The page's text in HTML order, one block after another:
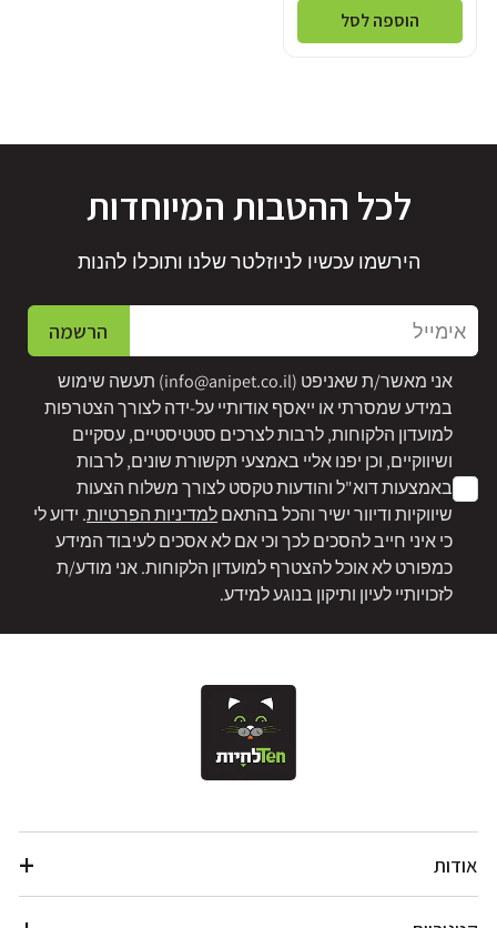
הוספה לסל
לכל ההטבות המיוחדות
הירשמו עכשיו לניוזלטר שלנו ותוכלו להנות
אימייל הרשמה
אני מאשר/ת שאניפט (info@anipet.co.il) תעשה שימוש
במידע שמסרתי או ייאסף אודותיי על-ידה לצורך הצטרפות
למועדון הלקוחות, לרבות לצרכים סטטיסטיים, עסקיים
ושיווקיים, וכן יפנו אליי באמצעי תקשורת שונים, לרבות
באמצעות דוא"ל והודעות טקסט לצורך משלוח הצעות
שיווקיות ודיוור ישיר והכל בהתאםלמדיניות הפרטיות. ידוע לי
כי איני חייב להסכים לכך וכי אם לא אסכים לעיבוד המידע
כמפורט לא אוכל להצטרף למועדון הלקוחות. אני מודע/ת
לזכויותיי לעיון ותיקון בנוגע למידע.
אודות